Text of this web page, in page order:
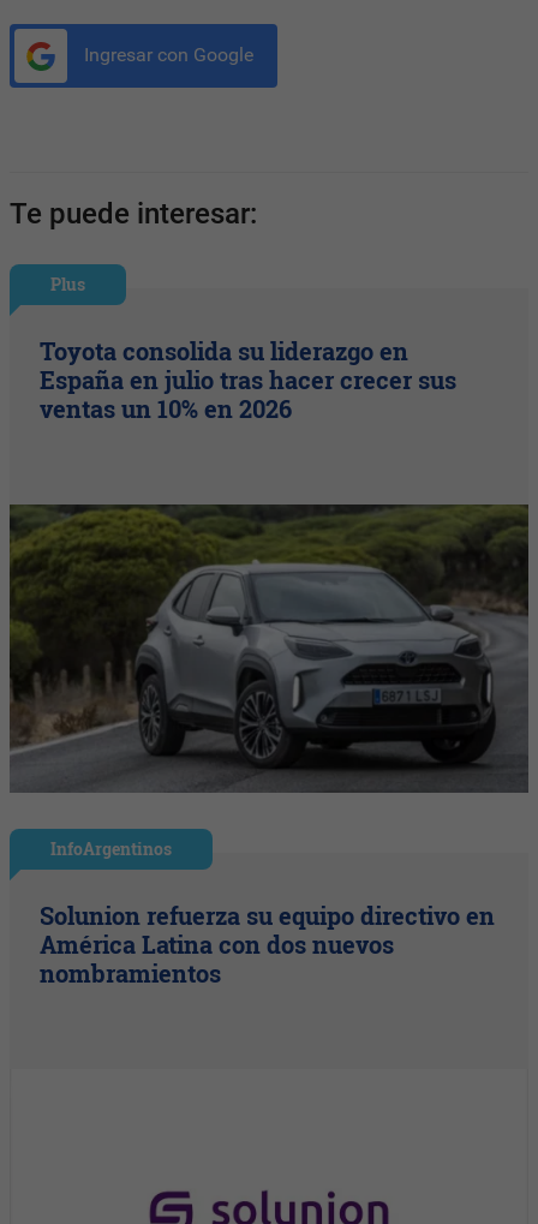
Ingresar con Google
Te puede interesar:
Plus
Toyota consolida su liderazgo en
España en julio tras hacer crecer sus
ventas un 10% en 2026
InfoArgentinos
Solunion refuerza su equipo directivo en
América Latina con dos nuevos
nombramientos